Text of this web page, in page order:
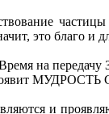
это благо и
на передачу
МУДРОСТЬ
и